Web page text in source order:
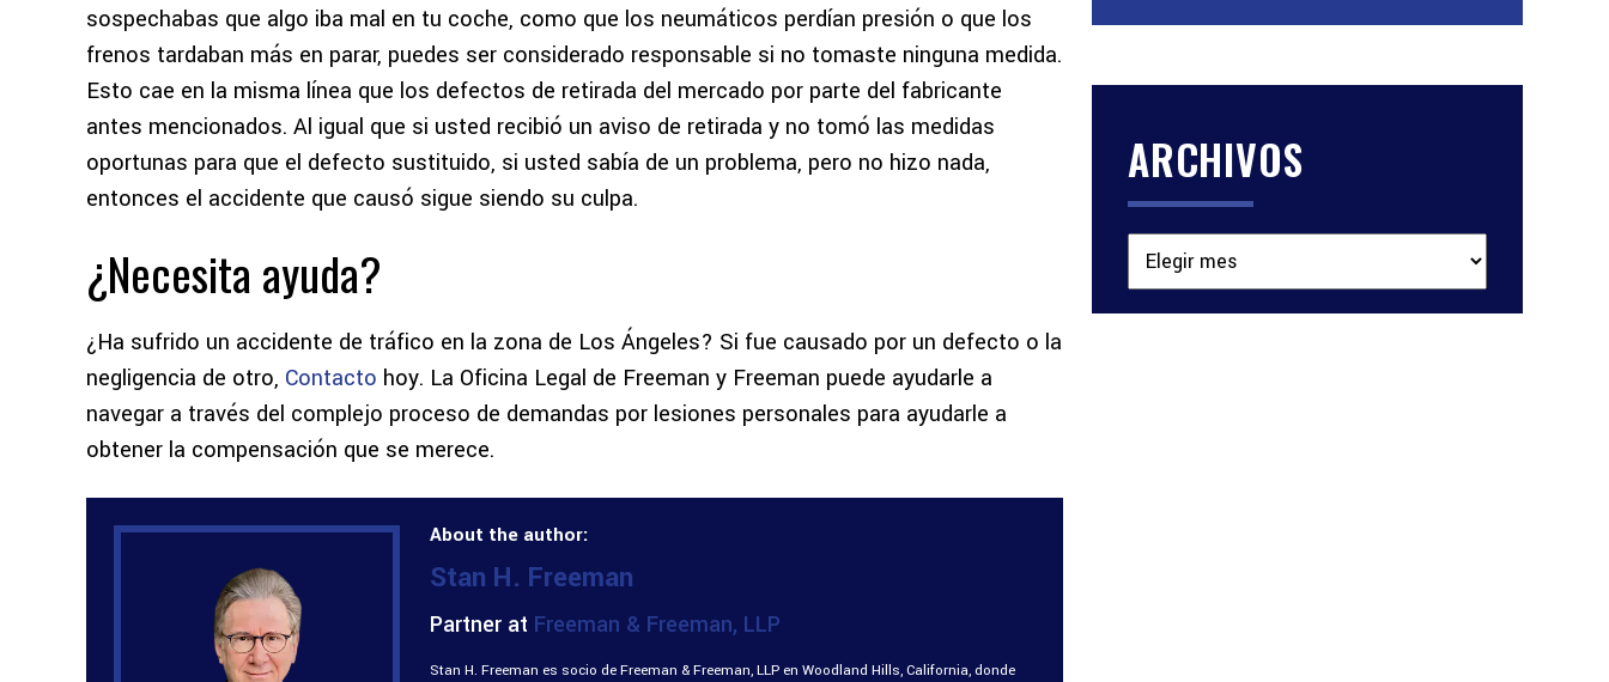
sospechabas que algo iba mal en tu coche, como que los neumáticos perdían presión o que los
frenos tardaban más en parar, puedes ser considerado responsable si no tomaste ninguna medida.
Esto cae en la misma línea que los defectos de retirada del mercado por parte del fabricante
antes mencionados. Al igual que si usted recibió un aviso de retirada y no tomó las medidas
oportunas para que el defecto sustituido, si usted sabía de un problema, pero no hizo nada,
entonces el accidente que causó sigue siendo su culpa.
¿Necesita ayuda?
¿Ha sufrido un accidente de tráfico en la zona de Los Ángeles? Si fue causado por un defecto o la
negligencia de otro, Contacto hoy. La Oficina Legal de Freeman y Freeman puede ayudarle a
navegar a través del complejo proceso de demandas por lesiones personales para ayudarle a
obtener la compensación que se merece.
About the author:
Stan H. Freeman
Partner at Freeman & Freeman, LLP
Stan H. Freeman es socio de Freeman & Freeman, LLP en Woodland Hills, California, donde
ARCHIVOS